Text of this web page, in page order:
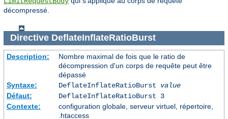
décompressé.
Directive DeflateInflateRatioBurst
Description:
Nombre maximal de fois que le ratio de
décompression d'un corps de requête peut être
dépassé
Syntaxe:
DeflateInflateRatioBurst value
Défaut:
DeflateInflateRatioBurst 3
Contexte:
configuration globale, serveur virtuel, répertoire,
.htaccess